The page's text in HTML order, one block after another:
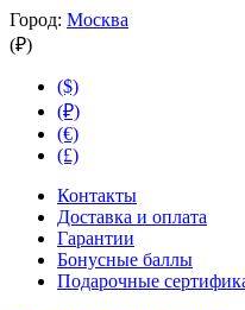
Город: Москва
(₽)
($)
(₽)
(€)
(£)
Контакты
Доставка и оплата
Гарантии
Бонусные баллы
Подарочные